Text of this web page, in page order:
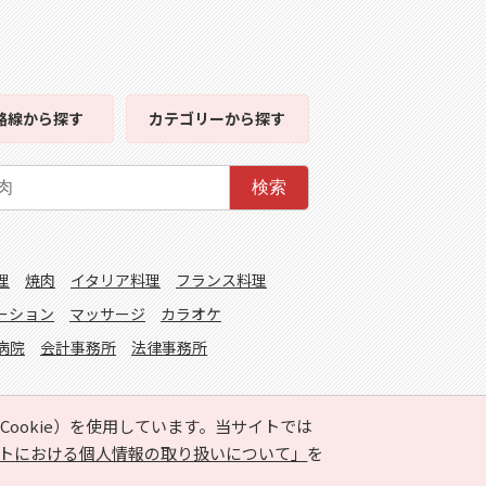
）を使用しています。当サイトでは
における個人情報の取り扱いについて」 を
線から探す カテゴリーから探す
検索
焼肉 イタリア料理
フランス料理
ション マッサージ
カラオケ
院 会計事務所 法律事務所